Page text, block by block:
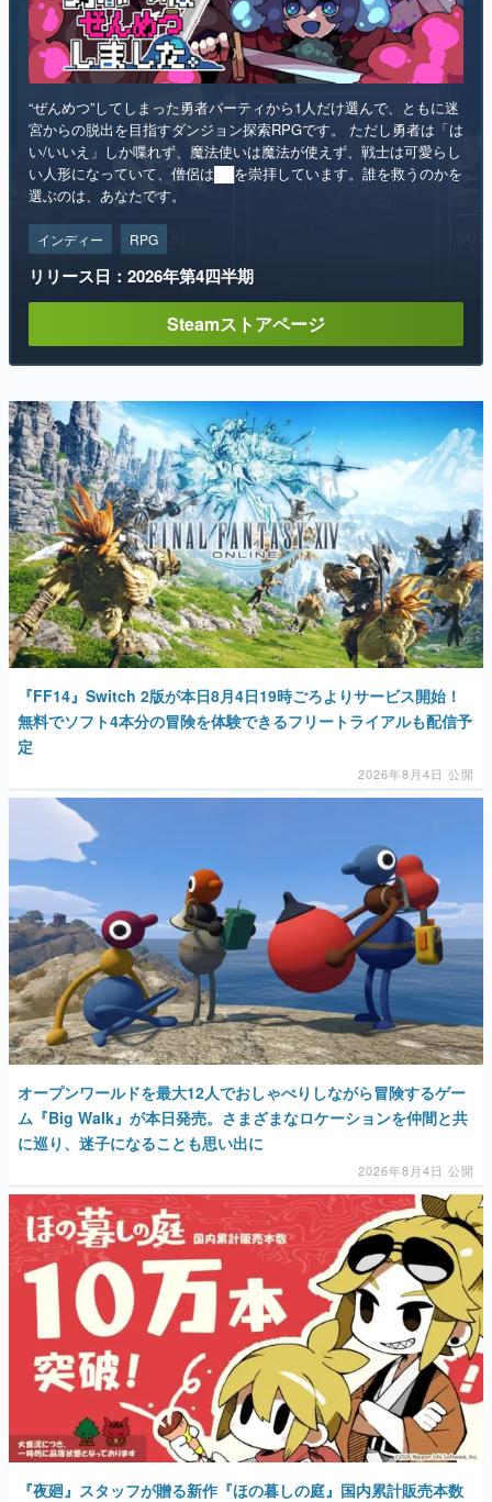
“ぜんめつ”してしまった勇者パーティから1人だけ選んで、ともに迷
宮からの脱出を目指すダンジョン探索RPGです。 ただし勇者は「は
い/いいえ」しか喋れず、魔法使いは魔法が使えず、戦士は可愛らし
い人形になっていて、僧侶は██を崇拝しています。誰を救うのかを
選ぶのは、あなたです。
インディー RPG
リリース日：2026年第4四半期
Steamストアページ
『FF14』Switch 2版が本日8月4日19時ごろよりサービス開始！
無料でソフト4本分の冒険を体験できるフリートライアルも配信予
定
2026年8月4日 公開
オープンワールドを最大12人でおしゃべりしながら冒険するゲー
ム『Big Walk』が本日発売。さまざまなロケーションを仲間と共
に巡り、迷子になることも思い出に
2026年8月4日 公開
『夜廻』スタッフが贈る新作『ほの暮しの庭』国内累計販売本数